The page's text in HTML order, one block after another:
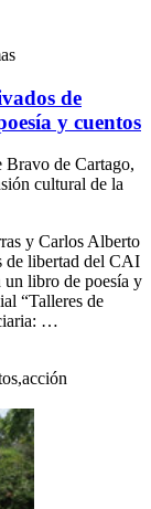
de
y cuentos
de Cartago,
cultural de la
y Carlos Alberto
de libertad del CAI
un libro de poesía y
“Talleres de
…